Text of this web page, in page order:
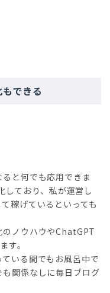
できる
と何でも応用できま
ており、私が運営し
稼げているといっても
のノウハウやChatGPT
す。
いる間でもお風呂中で
関係なしに毎日ブログ